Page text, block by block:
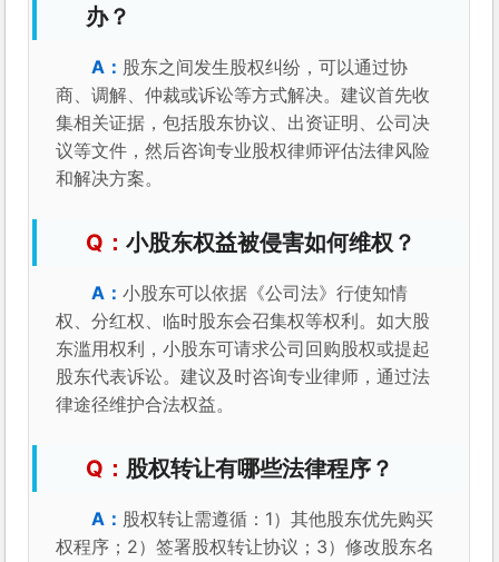
办？
股东之间发生股权纠纷，可以通过协
商、调解、仲裁或诉讼等方式解决。建议首先收
集相关证据，包括股东协议、出资证明、公司决
议等文件，然后咨询专业股权律师评估法律风险
和解决方案。
小股东权益被侵害如何维权？
小股东可以依据《公司法》行使知情
权、分红权、临时股东会召集权等权利。如大股
东滥用权利，小股东可请求公司回购股权或提起
股东代表诉讼。建议及时咨询专业律师，通过法
律途径维护合法权益。
股权转让有哪些法律程序？
股权转让需遵循：1）其他股东优先购买
权程序；2）签署股权转让协议；3）修改股东名